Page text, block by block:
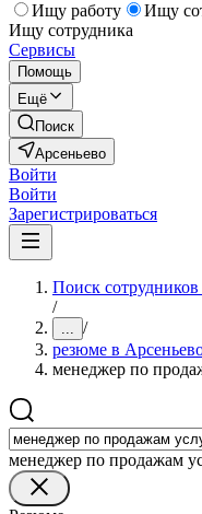
Ищу работу
Ищу
Ищу сотрудника
Сервисы
Помощь
Ещё
Поиск
Арсеньево
Войти
Войти
Зарегистрироваться
Поиск
/
... /
резюме в
менеджер по
менеджер по продажам